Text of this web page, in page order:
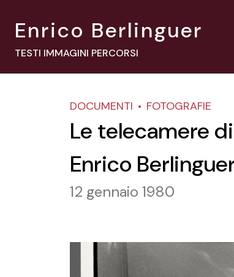
Enrico Berlinguer
TESTI IMMAGINI PERCORSI
DOCUMENTI FOTOGRAFIE
Le telecamere
Enrico
12 gennaio 1980